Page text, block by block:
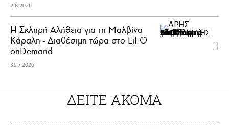
2.8.2026
Η Σκληρή Αλήθεια για τη Μαλβίνα
Κάραλη - Διαθέσιμη τώρα στo LiFO
onDemand
31.7.2026
ΔΕΙΤΕ ΑΚΟΜΑ